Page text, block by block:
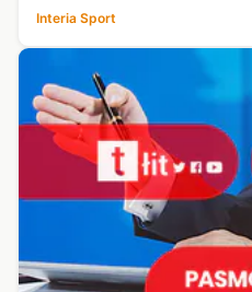
Bułgarii. Zadowolenia po
kadry Nikola Grbić. "K...
Interia Sport